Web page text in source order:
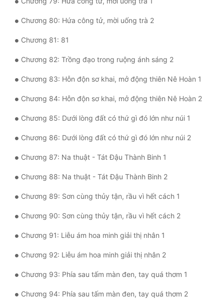
Chương 80: Hứa công tử, mời uống trà 2
Chương 81: 81
Chương 82: Trồng đạo trong ruộng ánh sáng 2
Chương 83: Hỗn độn sơ khai, mở động thiên Nê Hoàn 1
Chương 84: Hỗn độn sơ khai, mở động thiên Nê Hoàn 2
Chương 85: Dưới lòng đất có thứ gì đó lớn như núi 1
Chương 86: Dưới lòng đất có thứ gì đó lớn như núi 2
Chương 87: Na thuật - Tát Đậu Thành Binh 1
Chương 88: Na thuật - Tát Đậu Thành Binh 2
Chương 89: Sơn cùng thủy tận, rầu vì hết cách 1
Chương 90: Sơn cùng thủy tận, rầu vì hết cách 2
Chương 91: Liễu ám hoa minh giải thị nhân 1
Chương 92: Liễu ám hoa minh giải thị nhân 2
Chương 93: Phía sau tấm màn đen, tay quá thơm 1
Chương 94: Phía sau tấm màn đen, tay quá thơm 2